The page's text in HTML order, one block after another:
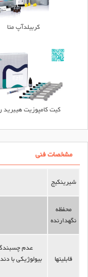
کربیلدآپ متا
کیت کامپوزیت هیبرید
مشخصات فنی
شیرینکیج
محفظه
نگهدارنده
قابلیت‎ها
عدم
بیولوژیکی با